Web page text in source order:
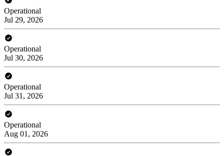
Operational
Jul 29, 2026
Operational
Jul 30, 2026
Operational
Jul 31, 2026
Operational
Aug 01, 2026